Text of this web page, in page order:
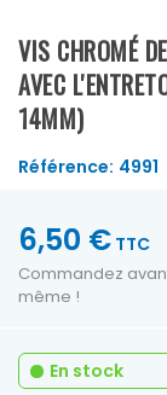
VIS CHROMÉ
AVEC
14MM)
Référence: 4991
6,50 € TTC
Commandez
même !
En stock